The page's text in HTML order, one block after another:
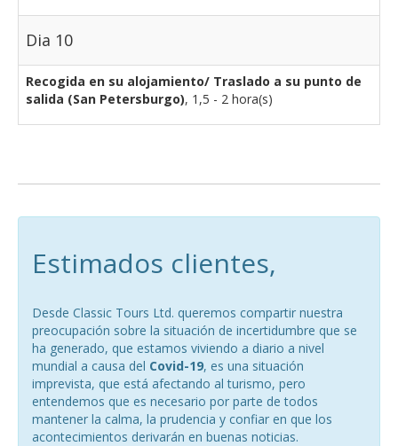
Dia 10
Recogida en su alojamiento/ Traslado a su punto de
salida (San Petersburgo), 1,5 - 2 hora(s)
Estimados clientes,
Desde Classic Tours Ltd. queremos compartir nuestra
preocupación sobre la situación de incertidumbre que se
ha generado, que estamos viviendo a diario a nivel
mundial a causa del Covid-19, es una situación
imprevista, que está afectando al turismo, pero
entendemos que es necesario por parte de todos
mantener la calma, la prudencia y confiar en que los
acontecimientos derivarán en buenas noticias.